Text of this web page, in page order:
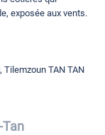
exposée aux vents.
Tilemzoun TAN TAN